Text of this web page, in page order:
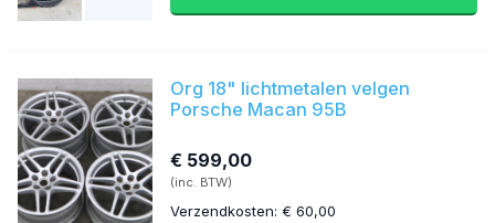
Org 18" lichtmetalen velgen
Porsche Macan 95B
€ 599,00
(inc. BTW)
Verzendkosten: € 60,00